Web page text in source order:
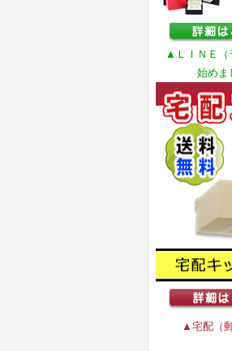
▲ＬＩＮＥ（
始めま
▲宅配（